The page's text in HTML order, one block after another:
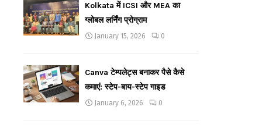
Kolkata में ICSI और MEA का
ग्लोबल लर्निंग प्रोग्राम
January 15, 2026 0
Canva टेम्पलेट्स बनाकर पैसे कैसे
कमाएं: स्टेप-बाय-स्टेप गाइड
January 6, 2026 0